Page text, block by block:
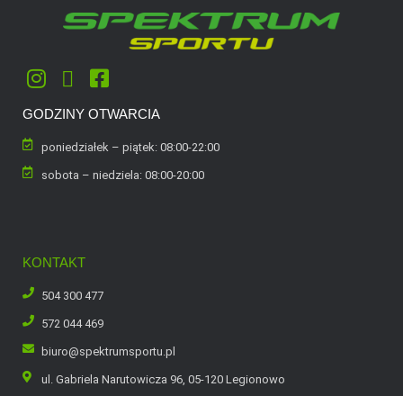
GODZINY OTWARCIA
poniedziałek – piątek: 08:00-22:00
sobota – niedziela: 08:00-20:00
KONTAKT
504 300 477
572 044 469
biuro@spektrumsportu.pl
ul. Gabriela Narutowicza 96, 05-120 Legionowo